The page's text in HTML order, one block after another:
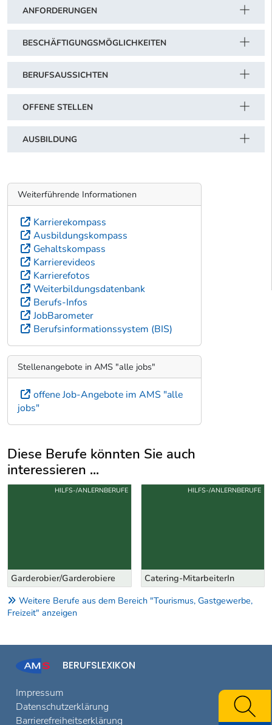
ANFORDERUNGEN
BESCHÄFTIGUNGSMÖGLICHKEITEN
BERUFSAUSSICHTEN
OFFENE STELLEN
AUSBILDUNG
Weiterführende Informationen
Karrierekompass
Ausbildungskompass
Gehaltskompass
Karrierevideos
Karrierefotos
Weiterbildungsdatenbank
Berufs-Infos
JobBarometer
Berufsinformationssystem (BIS)
Stellenangebote in AMS "alle jobs"
offene Job-Angebote im AMS "alle
jobs"
Diese Berufe könnten Sie auch
interessieren ...
Uber weitere Berufsvorschläge
Garderobier/Garderobiere
HILFS-/ANLERNBERUFE
Catering-MitarbeiterIn
HILFS-/ANLERNBERUFE
Weitere Berufe aus dem Bereich "Tourismus, Gastgewerbe,
Freizeit" anzeigen
BERUFSLEXIKON
Impressum
Datenschutzerklärung
Barrierefreiheitserklärung